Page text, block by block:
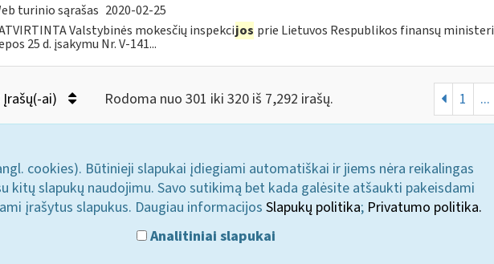
turinio sąrašas 2020-02-25
Valstybinės mokesčių inspekcijos prie Lietuvos Respublikos finansų ministeri
25 d. įsakymu Nr. V-141...
Įrašų(-ai) Rodoma nuo 301 iki 320 iš 7,292 irašų. 1 ...
cookies). Būtinieji slapukai įdiegiami automatiškai ir jiems nėra reikalingas
kitų slapukų naudojimu. Savo sutikimą bet kada galėsite atšaukti pakeisdami
įrašytus slapukus. Daugiau informacijos Slapukų politika; Privatumo politika.
Analitiniai slapukai